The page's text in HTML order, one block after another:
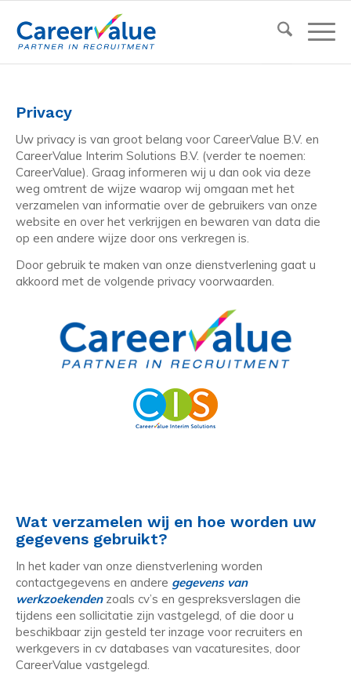
Privacy
Uw privacy is van groot belang voor CareerValue B.V. en
CareerValue Interim Solutions B.V. (verder te noemen:
CareerValue). Graag informeren wij u dan ook via deze
weg omtrent de wijze waarop wij omgaan met het
verzamelen van informatie over de gebruikers van onze
website en over het verkrijgen en bewaren van data die
op een andere wijze door ons verkregen is.
Door gebruik te maken van onze dienstverlening gaat u
akkoord met de volgende privacy voorwaarden.
Wat verzamelen wij en hoe worden uw
gegevens gebruikt?
In het kader van onze dienstverlening worden
contactgegevens en andere gegevens van
werkzoekendenzoals cv’s en gespreksverslagen die
tijdens een sollicitatie zijn vastgelegd, of die door u
beschikbaar zijn gesteld ter inzage voor recruiters en
werkgevers in cv databases van vacaturesites, door
CareerValue vastgelegd.